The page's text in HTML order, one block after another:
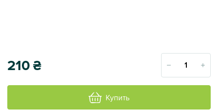
210₴
Купить